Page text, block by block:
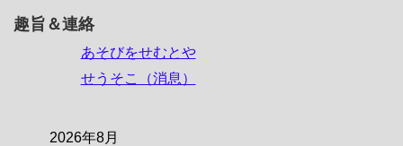
趣旨＆連絡
あそびをせむとや
せうそこ（消息）
2026年8月